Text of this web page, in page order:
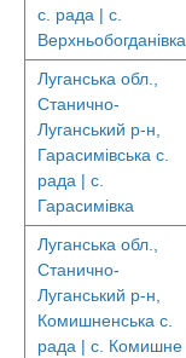
с. рада | с.
Верхньобогданівка
Луганська обл.,
Станично-
Луганський р-н,
Гарасимівська с.
рада | с.
Гарасимівка
Луганська обл.,
Станично-
Луганський р-н,
Комишненська с.
рада | с. Комишне